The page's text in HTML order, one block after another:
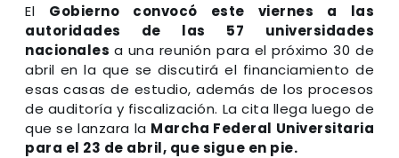
El Gobierno convocó este viernes a las
autoridades de las 57 universidades
nacionales a una reunión para el próximo 30 de
abril en la que se discutirá el financiamiento de
esas casas de estudio, además de los procesos
de auditoría y fiscalización. La cita llega luego de
que se lanzara la Marcha Federal Universitaria
para el 23 de abril, que sigue en pie.